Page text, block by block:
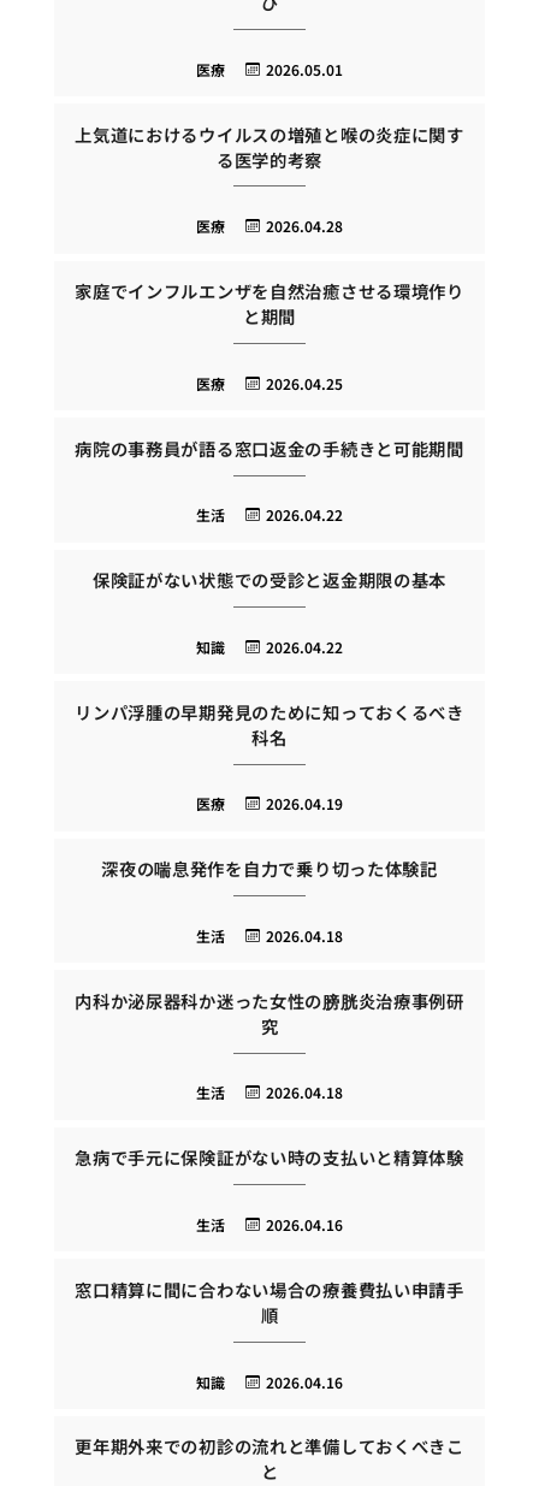
2026.05.01
医療
上気道におけるウイルスの増殖と喉の炎症に関す
る医学的考察
2026.04.28
医療
家庭でインフルエンザを自然治癒させる環境作り
と期間
2026.04.25
医療
病院の事務員が語る窓口返金の手続きと可能期間
2026.04.22
生活
保険証がない状態での受診と返金期限の基本
2026.04.22
知識
リンパ浮腫の早期発見のために知っておくるべき
科名
2026.04.19
医療
深夜の喘息発作を自力で乗り切った体験記
2026.04.18
生活
内科か泌尿器科か迷った女性の膀胱炎治療事例研
究
2026.04.18
生活
急病で手元に保険証がない時の支払いと精算体験
2026.04.16
生活
窓口精算に間に合わない場合の療養費払い申請手
順
2026.04.16
知識
更年期外来での初診の流れと準備しておくべきこ
と